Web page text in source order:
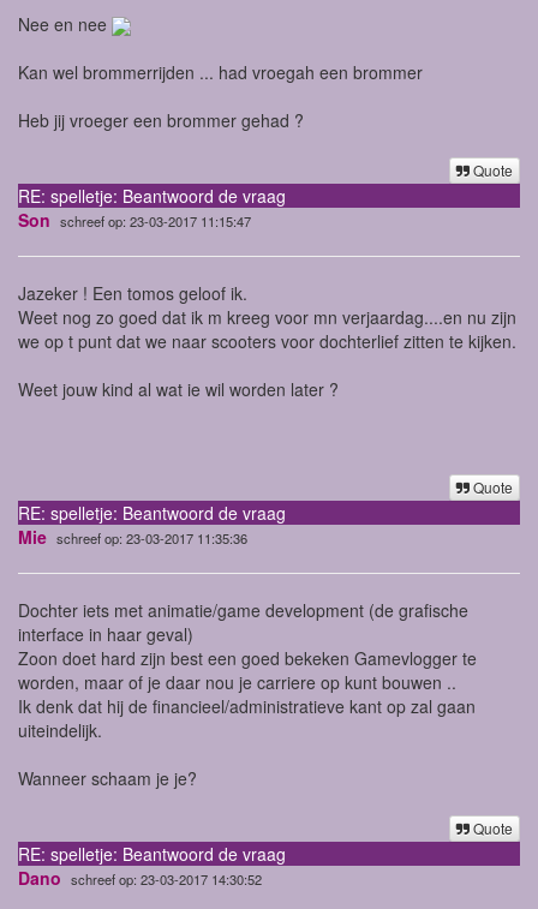
Nee en nee
Kan wel brommerrijden ... had vroegah een brommer
Heb jij vroeger een brommer gehad ?
Quote
RE: spelletje: Beantwoord de vraag
Son schreef op: 23-03-2017 11:15:47
Jazeker ! Een tomos geloof ik.
Weet nog zo goed dat ik m kreeg voor mn verjaardag....en nu zijn
we op t punt dat we naar scooters voor dochterlief zitten te kijken.
Weet jouw kind al wat ie wil worden later ?
Quote
RE: spelletje: Beantwoord de vraag
Mie schreef op: 23-03-2017 11:35:36
Dochter iets met animatie/game development (de grafische
interface in haar geval)
Zoon doet hard zijn best een goed bekeken Gamevlogger te
worden, maar of je daar nou je carriere op kunt bouwen ..
Ik denk dat hij de financieel/administratieve kant op zal gaan
uiteindelijk.
Wanneer schaam je je?
Quote
RE: spelletje: Beantwoord de vraag
Dano schreef op: 23-03-2017 14:30:52